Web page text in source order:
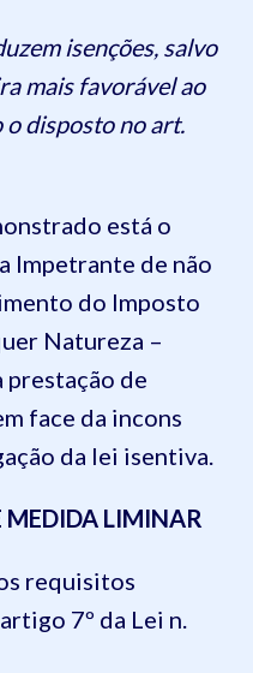
isenções, salvo
mais favorável ao
disposto no art.
está o
Impetrante de não
do Imposto
Natureza –
prestação de
face da incons
da lei isentiva.
MEDIDA LIMINAR
requisitos
7º da Lei n.